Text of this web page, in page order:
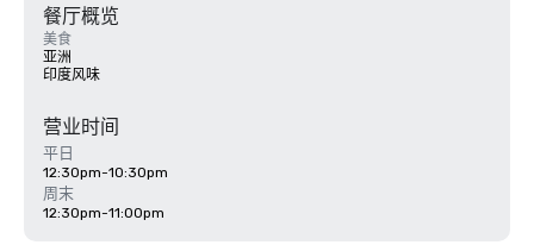
餐厅概览
美食
亚洲
印度风味
营业时间
平日
12:30pm-10:30pm
周末
12:30pm-11:00pm